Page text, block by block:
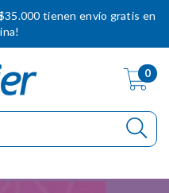
tienen envío gratis en
0